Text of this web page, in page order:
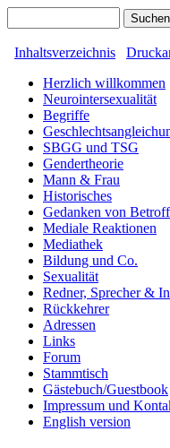
Inhaltsverzeichnis
Herzlich willkommen
Neurointersexualität
Begriffe
SBGG und TSG
Gendertheorie
Mann & Frau
Historisches
Gedanken von
Mediale Reaktionen
Mediathek
Bildung und Co.
Sexualität
Redner, Sprecher &
Rückkehrer
Adressen
Links
Forum
Stammtisch
Gästebuch/Guestbook
Impressum und
English version